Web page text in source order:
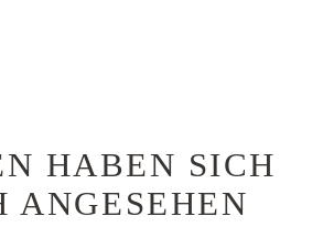
HABEN SICH
ANGESEHEN